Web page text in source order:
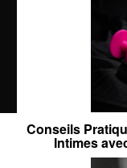
Conseils
Intimes